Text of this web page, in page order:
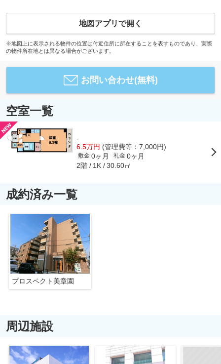
地図アプリで開く
※地図上に表示される物件の位置は付近住所に所在することを表すものであり、実際
の物件所在地とは異なる場合がございます。
お問い合わせ(無料)
空室一覧
-
6.5万円 (管理費等：7,000円)
敷金 0ヶ月 礼金 0ヶ月
2階 1K 30.60㎡
成約済み一覧
プロスペクト美章園
周辺施設